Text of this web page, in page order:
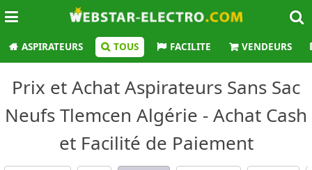
ASPIRATEURS TOUS FACILITE VENDEURS
Prix et Achat Aspirateurs Sans Sac
Neufs Tlemcen Algérie - Achat Cash
et Facilité de Paiement